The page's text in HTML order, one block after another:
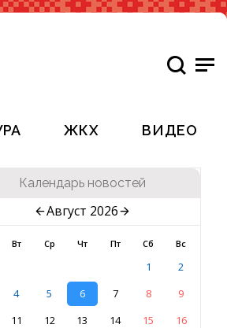
ЖКХ ВИДЕО
Календарь новостей
Август 2026
Вт Ср Чт Пт Сб Вс
1
2
4 5 6 7 8
9
11 12 13 14 15
16